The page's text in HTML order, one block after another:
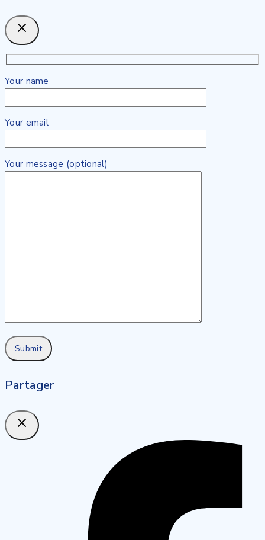
Your name
Your email
Your message (optional)
Partager